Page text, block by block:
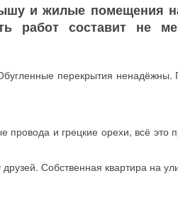
и жилые помещения
работ составит не
перекрытия
и грецкие орехи, всё это
Собственная квартира на